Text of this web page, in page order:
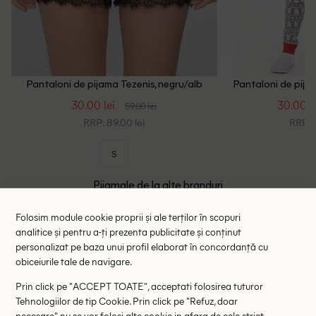
Pantaloni de pijama Tezenis, negru/alb
30.00 lei 59.00 lei
RRP: 89.00 lei
S
Pantaloni de
30.00
RRP:
Pijamale de la alte branduri
- 30%
Folosim module cookie proprii și ale terților în scopuri
analitice și pentru a-ți prezenta publicitate și conținut
personalizat pe baza unui profil elaborat în concordanță cu
obiceiurile tale de navigare.
Prin click pe "ACCEPT TOATE", acceptati folosirea tuturor
Tehnologiilor de tip Cookie. Prin click pe "Refuz, doar